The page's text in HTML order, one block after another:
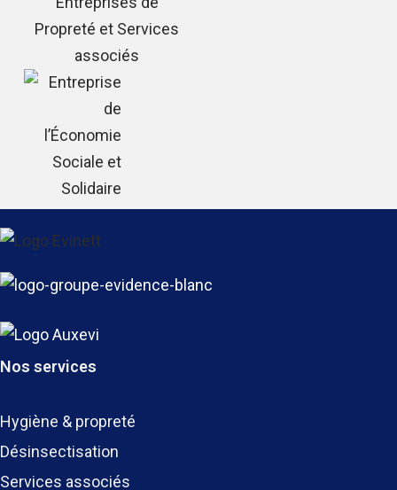
Nos services
Hygiène & propreté
Désinsectisation
Services associés